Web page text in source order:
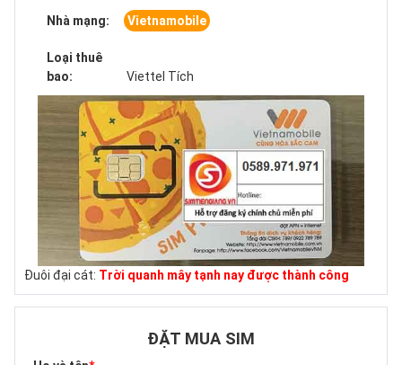
Nhà mạng: Vietnamobile
Loại thuê
bao:
Viettel Tích
Đuôi đại cát: Trời quanh mây tạnh nay được thành công
ĐẶT MUA SIM